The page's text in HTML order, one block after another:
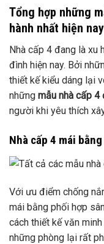
Tổng hợp những
hành nhất hiện nay
Nhà cấp 4 đang là xu
đình hiện nay. Bởi
thiết kế kiểu dáng lại
những mẫu nhà cấp 4
người khi yêu thích
Nhà cấp 4 mái
Với ưu điểm chống
mái bằng phối hợp
cách thiết kế văn
những phòng lại rất